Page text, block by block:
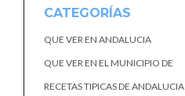
CATEGORÍAS
QUE VER EN ANDALUCIA
QUE VER EN EL MUNICIPIO DE
RECETAS TIPICAS DE ANDALUCIA